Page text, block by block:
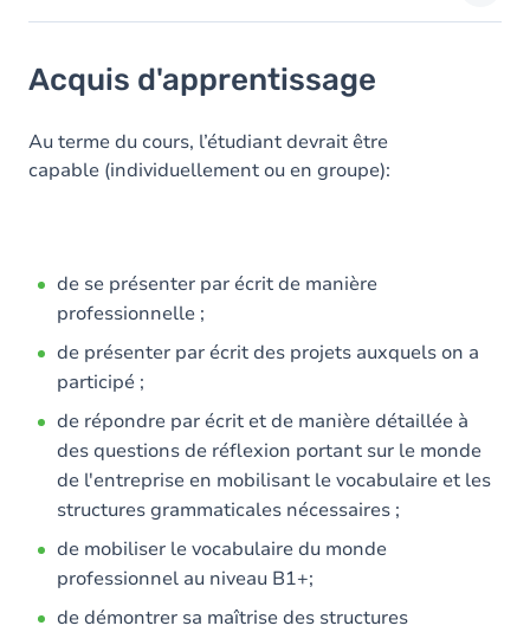
Objectifs
Contenu
Acquis d'apprentissage
Au terme du cours, l’étudiant devrait être
capable (individuellement ou en groupe):
de se présenter par écrit de manière
professionnelle ;
de présenter par écrit des projets auxquels on a
participé ;
de répondre par écrit et de manière détaillée à
des questions de réflexion portant sur le monde
de l'entreprise en mobilisant le vocabulaire et les
structures grammaticales nécessaires ;
de mobiliser le vocabulaire du monde
professionnel au niveau B1+;
de démontrer sa maîtrise des structures